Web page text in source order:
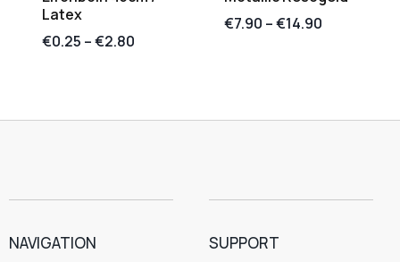
Latex
€0.25 –€2.80
€7.90 –€14.90
NAVIGATION SUPPORT